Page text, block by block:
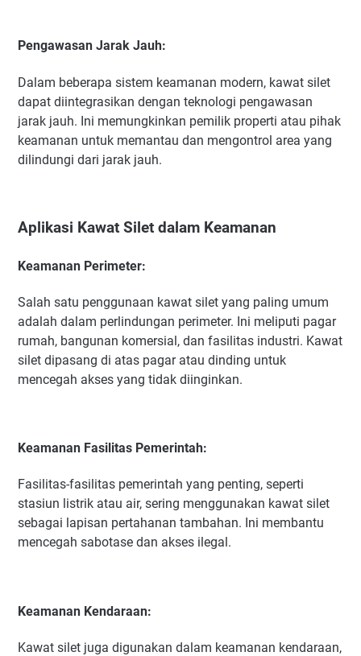
Pengawasan Jarak Jauh:
Dalam beberapa sistem keamanan modern, kawat silet
dapat diintegrasikan dengan teknologi pengawasan
jarak jauh. Ini memungkinkan pemilik properti atau pihak
keamanan untuk memantau dan mengontrol area yang
dilindungi dari jarak jauh.
Aplikasi Kawat Silet dalam Keamanan
Keamanan Perimeter:
Salah satu penggunaan kawat silet yang paling umum
adalah dalam perlindungan perimeter. Ini meliputi pagar
rumah, bangunan komersial, dan fasilitas industri. Kawat
silet dipasang di atas pagar atau dinding untuk
mencegah akses yang tidak diinginkan.
Keamanan Fasilitas Pemerintah:
Fasilitas-fasilitas pemerintah yang penting, seperti
stasiun listrik atau air, sering menggunakan kawat silet
sebagai lapisan pertahanan tambahan. Ini membantu
mencegah sabotase dan akses ilegal.
Keamanan Kendaraan:
Kawat silet juga digunakan dalam keamanan kendaraan,